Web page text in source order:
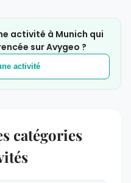
activité à Munich qui
sur Avygeo ?
activité
catégories